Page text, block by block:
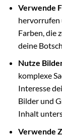
Verwende
hervorrufen
Farben, die
deine
Nutze
komplexe
Interesse
Bilder und
Inhalt
Verwende